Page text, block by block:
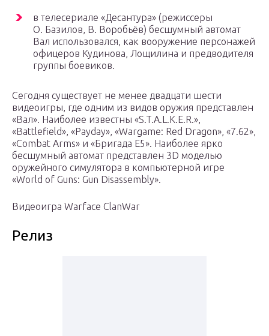
в телесериале «Десантура» (режиссеры
О. Базилов, В. Воробьёв) бесшумный автомат
Вал использовался, как вооружение персонажей
офицеров Кудинова, Лощилина и предводителя
группы боевиков.
Сегодня существует не менее двадцати шести
видеоигры, где одним из видов оружия представлен
«Вал». Наиболее известны «S.T.A.L.K.E.R.»,
«Battlefield», «Payday», «Wargame: Red Dragon», «7.62»,
«Combat Arms» и «Бригада Е5». Наиболее ярко
бесшумный автомат представлен 3D моделью
оружейного симулятора в компьютерной игре
«World of Guns: Gun Disassembly».
Видеоигра Warface ClanWar
Релиз